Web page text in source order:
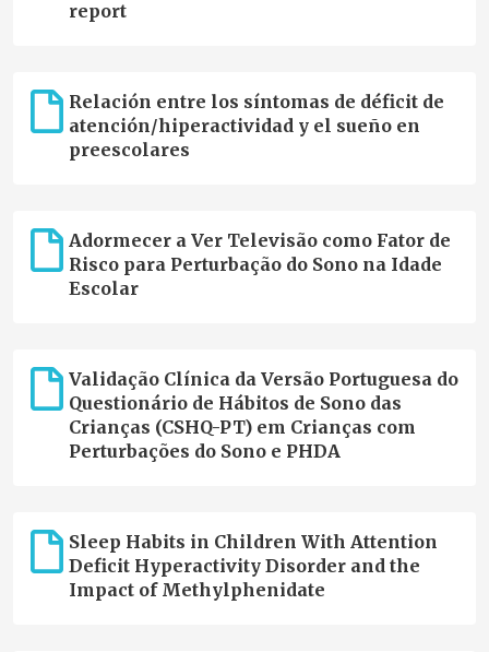
report
Relación entre los síntomas de déficit de
atención/hiperactividad y el sueño en
preescolares
Adormecer a Ver Televisão como Fator de
Risco para Perturbação do Sono na Idade
Escolar
Validação Clínica da Versão Portuguesa do
Questionário de Hábitos de Sono das
Crianças (CSHQ-PT) em Crianças com
Perturbações do Sono e PHDA
Sleep Habits in Children With Attention
Deficit Hyperactivity Disorder and the
Impact of Methylphenidate